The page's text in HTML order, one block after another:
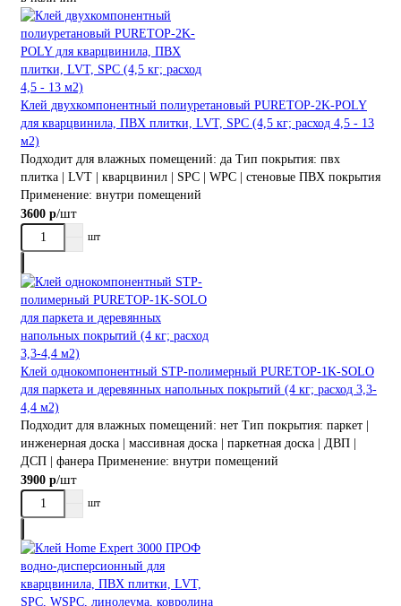
Клей двухкомпонентный полиуретановый PURETOP-2K-POLY
для кварцвинила, ПВХ плитки, LVT, SPC (4,5 кг; расход 4,5 - 13
м2)
Подходит для влажных помещений: да Тип покрытия: пвх
плитка | LVT | кварцвинил | SPC | WPC | стеновые ПВХ покрытия
Применение: внутри помещений
3600 р/шт
шт
Клей однокомпонентный STP-полимерный PURETOP-1K-SOLO
для паркета и деревянных напольных покрытий (4 кг; расход 3,3-
4,4 м2)
Подходит для влажных помещений: нет Тип покрытия: паркет |
инженерная доска | массивная доска | паркетная доска | ДВП |
ДСП | фанера Применение: внутри помещений
3900 р/шт
шт